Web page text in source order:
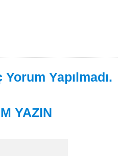
Yorum Yapılmadı.
YAZIN